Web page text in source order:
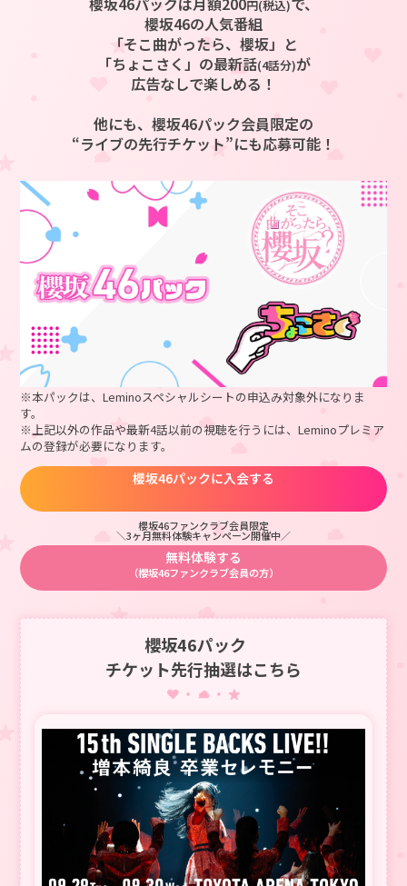
・本公演は「チケット不正転売禁止法」の対象公演です。
・Leminoスペシャルシートは、中学生（13歳）以上の方が対象です。
付き添いは不可となります。
・全てのお客さまの手荷物検査・金属探知による検査を行います。
・客席を含む会場内の映像・写真が公開されることがあります。
ざいます。予めご了承ください。
・視聴環境を理由にした、ご購入後の返金、座席の振り替えはできま
■Leminoスペシャルシート申込に関して
・お申込みは、ファンクラブ、Leminoプレミアムの両方の会員である
方が対象です。
Leminoプレミアムにご入会がまだの方はこちらから
・ファンクラブの、「MY PAGE」のプロフィール登録が全て完了して
・チケットのお申込みの際は、「櫻坂46ファンクラブ」でご登録のお
名前、メールアドレス、携帯電話番号にて必ずお申込みください。
・お申込みの制限枚数は、各日1枚です。
・チケットは、すべてスマートフォン電子チケットでの受取になりま
す。
・お申込み時、お申込み者のお名前、メールアドレス、携帯電話番
号、Plus member IDをご登録いただきます。
・チケットには、お申込み者のお名前が印字されます。お申込みの際
は、来場者のお名前にて必ずお申込みください。
・お申込み後の氏名変更はお受けいたしません。チケットに印字され
ても譲渡は固くお断りいたします。いかなる理由があろうとも、ご
変更は受付いたしませんので、お申込みの際はお間違い・ご入力漏
れの無いようご注意ください。
・チケット当選後には、発券（ダウンロード）期日までにチケプラへ
の顔写真の登録が必要となります。顔写真の登録が無い場合には、
入場をお断りさせていただきます。予めご了承ください。
に車イス席はご用意できません。予めご了承ください。
いませんので、ご注意ください。
・公演中止・延期の場合を除き、個人的な体調不良などお客さまのご
事情による払い戻しはできませんのでご了承ください。
円(税込)
櫻坂46の人気番組
「そこ曲がったら、櫻坂」と
「ちょこさく」の最新話(4話分)が
広告なしで楽しめる！
他にも、櫻坂46パック会員限定の
“ライブの先行チケット”にも応募可能！
※本パックは、Leminoスペシャルシートの申込み対象外になりま
す。
※上記以外の作品や最新4話以前の視聴を行うには、Leminoプレミア
ムの登録が必要になります。
櫻坂46パックに入会する
櫻坂46ファンクラブ会員限定
＼3ヶ月無料体験キャンペーン開催中／
無料体験する
（櫻坂46ファンクラブ会員の方）
櫻坂46パック
チケット先行抽選はこちら